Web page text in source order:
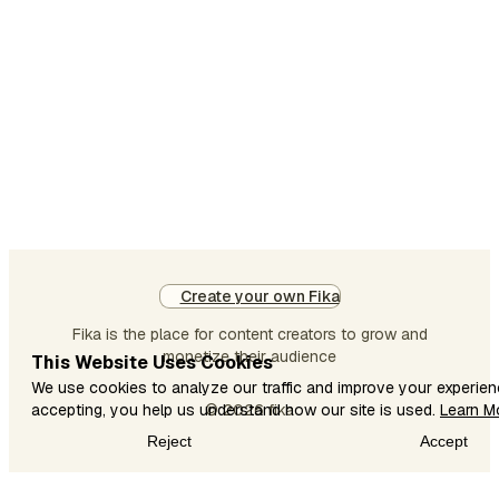
Create your own Fika
Fika is the place for content creators to grow and
monetize their audience
© 2026 fika
This Website Uses Cookies
We use cookies to analyze our traffic and improve your
accepting, you help us understand how our site is used. Learn
Reject Accept